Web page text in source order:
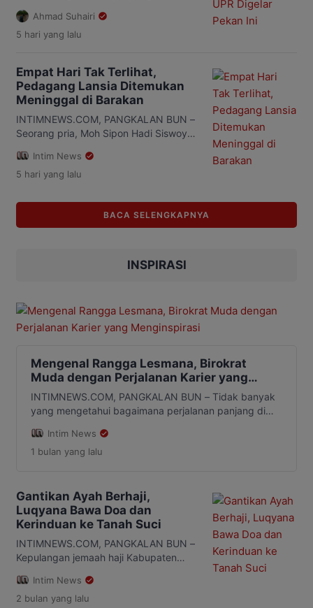
menyalahgunakan […]
dana operasional Program
Pascasarjana Universitas Palangka
Raya (UPR) periode 2019-2022 senilai
Pidana Korupsi (Tipikor) Palangka
Raya. Berdasarkan Sistem Informasi
Penelusuran Perkara (SIPP) Pengadilan
Negeri Palangka Raya, sidang perdana
dengan agenda pembacaan surat
pada Rabu, 5 […]
Ahmad Suhairi
5 hari yang lalu
Empat Hari Tak Terlihat,
Pedagang Lansia Ditemukan
Meninggal di Barakan
INTIMNEWS.COM, PANGKALAN BUN –
Seorang pria, Moh Sipon Hadi Siswoyo,
di sebuah barakan di jalan Maid Badir
Gang Angsa 1, Kelurahan Sidorejo,
Kotawaringin Barat (Kobar), Kalimantan
Tengah, Senin (3/8/2026). Korban
diketahui berprofesi sebagai pedagang
09.00 WIB, setelah seorang saksi
Intim News
5 hari yang lalu
BACA SELENGKAPNYA
INSPIRASI
Mengenal Rangga Lesmana, Birokrat
Muda dengan Perjalanan Karier yang
Menginspirasi
INTIMNEWS.COM, PANGKALAN BUN – Tidak banyak
yang mengetahui bagaimana perjalanan panjang di
kini diembannya, terdapat kisah tentang kerja keras,
ketekunan, dan proses panjang yang dijalani sejak
22 Maret 1991. Sebagai putra daerah Kalimantan […]
Intim News
1 bulan yang lalu
Gantikan Ayah Berhaji,
Luqyana Bawa Doa dan
Kerinduan ke Tanah Suci
INTIMNEWS.COM, PANGKALAN BUN –
Kepulangan jemaah haji Kabupaten
Agung Riyadhus Shalihin Pangkalan
Bun, Kamis (11/6/2026), diwarnai kisah
Intim News
2 bulan yang lalu